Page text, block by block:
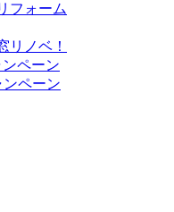
フォーム
リノベ！
ペーン
ペーン